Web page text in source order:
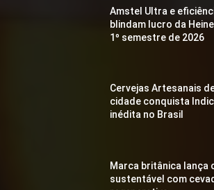
Amstel Ultra e
blindam lucro da
1º semestre de 2026
Cervejas Artesanais
cidade conquista
inédita no Brasil
Marca britânica lança
sustentável com